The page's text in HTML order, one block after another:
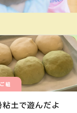
組
粘土で遊んだよ